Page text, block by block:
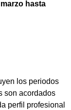
hasta
los periodos
son acordados
perfil profesional